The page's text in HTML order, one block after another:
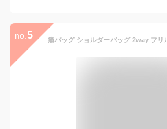
no. 5